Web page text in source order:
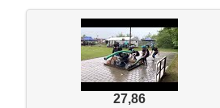
27,86